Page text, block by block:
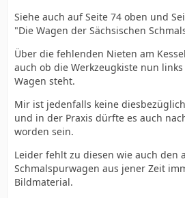
Siehe auch auf Seite 74 oben und
"Die Wagen der Sächsischen
Über die fehlenden Nieten am
auch ob die Werkzeugkiste nun
Wagen steht.
Mir ist jedenfalls keine
und in der Praxis dürfte es auch
worden sein.
Leider fehlt zu diesen wie auch den
Schmalspurwagen aus jener Zeit
Bildmaterial.